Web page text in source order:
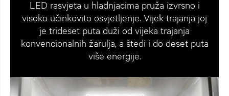
LED rasvjeta u hladnjacima pruža izvrsno i
visoko učinkovito osvjetljenje. Vijek trajanja joj
je trideset puta duži od vijeka trajanja
konvencionalnih žarulja, a štedi i do deset puta
više energije.